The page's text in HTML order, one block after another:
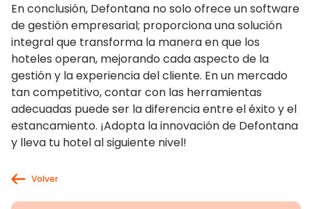
En conclusión, Defontana no solo ofrece un software
de gestión empresarial; proporciona una solución
integral que transforma la manera en que los
hoteles operan, mejorando cada aspecto de la
gestión y la experiencia del cliente. En un mercado
tan competitivo, contar con las herramientas
adecuadas puede ser la diferencia entre el éxito y el
estancamiento. ¡Adopta la innovación de Defontana
y lleva tu hotel al siguiente nivel!
Volver